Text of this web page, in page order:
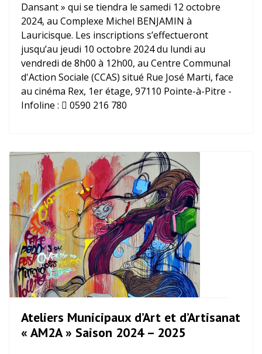
Dansant » qui se tiendra le samedi 12 octobre
2024, au Complexe Michel BENJAMIN à
Lauricisque. Les inscriptions s’effectueront
jusqu’au jeudi 10 octobre 2024 du lundi au
vendredi de 8h00 à 12h00, au Centre Communal
d'Action Sociale (CCAS) situé Rue José Marti, face
au cinéma Rex, 1er étage, 97110 Pointe-à-Pitre -
Infoline :  0590 216 780
Ateliers Municipaux d’Art et d’Artisanat
« AM2A » Saison 2024 – 2025